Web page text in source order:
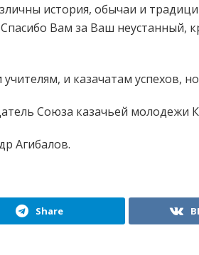
история, обычаи и
Вам за Ваш неустанный,
и казачатам успехов,
Союза казачьей молодежи
Агибалов.
Share